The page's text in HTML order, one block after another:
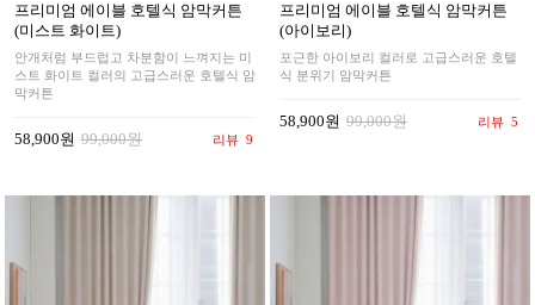
프리미엄 에이블 호텔식 암막커튼
(미스트 화이트)
안개처럼 부드럽고 차분함이 느껴지는 미
스트 화이트 컬러의 고급스러운 호텔식 암
막커튼
58,900원 99,000원 리뷰 9
프리미엄 에이블 호텔식 암막커튼
(아이보리)
포근한 아이보리 컬러로 고급스러운 호텔
식 분위기 암막커튼
58,900원 99,000원 리뷰 5